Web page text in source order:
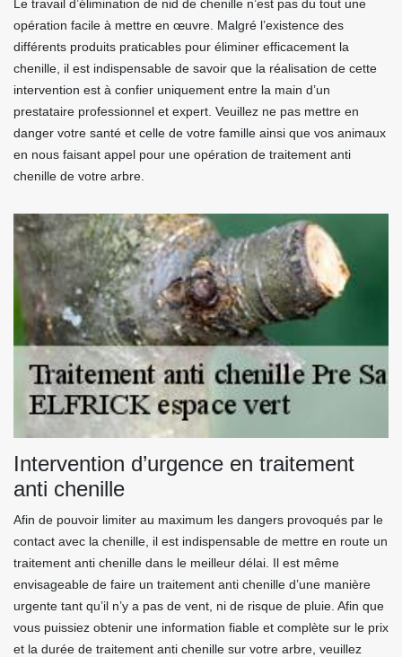
Le travail d’élimination de nid de chenille n’est pas du tout une
opération facile à mettre en œuvre. Malgré l’existence des
différents produits praticables pour éliminer efficacement la
chenille, il est indispensable de savoir que la réalisation de cette
intervention est à confier uniquement entre la main d’un
prestataire professionnel et expert. Veuillez ne pas mettre en
danger votre santé et celle de votre famille ainsi que vos animaux
en nous faisant appel pour une opération de traitement anti
chenille de votre arbre.
Intervention d’urgence en traitement
anti chenille
Afin de pouvoir limiter au maximum les dangers provoqués par le
contact avec la chenille, il est indispensable de mettre en route un
traitement anti chenille dans le meilleur délai. Il est même
envisageable de faire un traitement anti chenille d’une manière
urgente tant qu’il n’y a pas de vent, ni de risque de pluie. Afin que
vous puissiez obtenir une information fiable et complète sur le prix
et la durée de traitement anti chenille sur votre arbre, veuillez